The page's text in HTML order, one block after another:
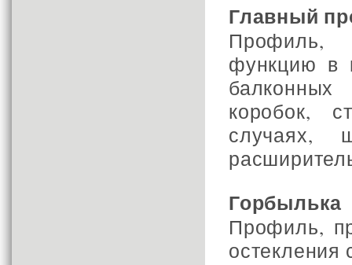
Главный
Профиль,
функцию в
коробок,
случаях,
Горбылька
Профиль,
остекления